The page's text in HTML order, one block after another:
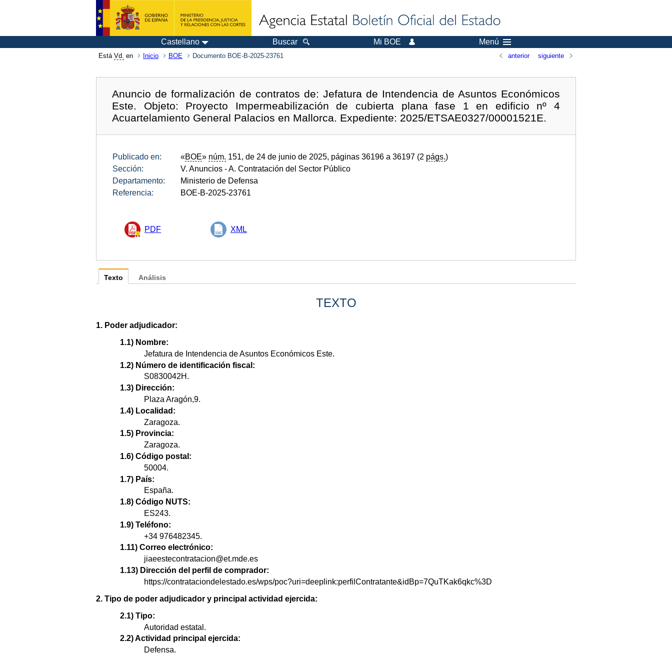
Castellano Buscar Mi BOE Menú
Está Vd. en Inicio BOE Documento BOE-B-2025-23761 anterior siguiente
Anuncio de formalización de contratos de: Jefatura de Intendencia de Asuntos Económicos
Este. Objeto: Proyecto Impermeabilización de cubierta plana fase 1 en edificio nº 4
Acuartelamiento General Palacios en Mallorca. Expediente: 2025/ETSAE0327/00001521E.
Publicado en: «BOE» núm. 151, de 24 de junio de 2025, páginas 36196 a 36197 (2 págs.)
Sección:
V. Anuncios - A. Contratación del Sector Público
Departamento:
Ministerio de Defensa
Referencia:
BOE-B-2025-23761
PDF XML
Texto
TEXTO
1. Poder adjudicador:
1.1) Nombre:
Jefatura de Intendencia de Asuntos Económicos Este.
1.2) Número de identificación fiscal:
S0830042H.
1.3) Dirección:
Plaza Aragón,9.
1.4) Localidad:
Zaragoza.
1.5) Provincia:
Zaragoza.
1.6) Código postal:
50004.
1.7) País:
España.
1.8) Código NUTS:
ES243.
1.9) Teléfono:
+34 976482345.
1.11) Correo electrónico:
jiaeestecontratacion@et.mde.es
1.13) Dirección del perfil de comprador:
https://contrataciondelestado.es/wps/poc?uri=deeplink:perfilContratante&idBp=7QuTKak6qkc%3D
2. Tipo de poder adjudicador y principal actividad ejercida:
2.1) Tipo:
Autoridad estatal.
2.2) Actividad principal ejercida:
Defensa.
Análisis